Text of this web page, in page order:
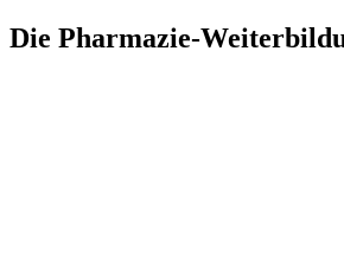
Die Pharmazie-